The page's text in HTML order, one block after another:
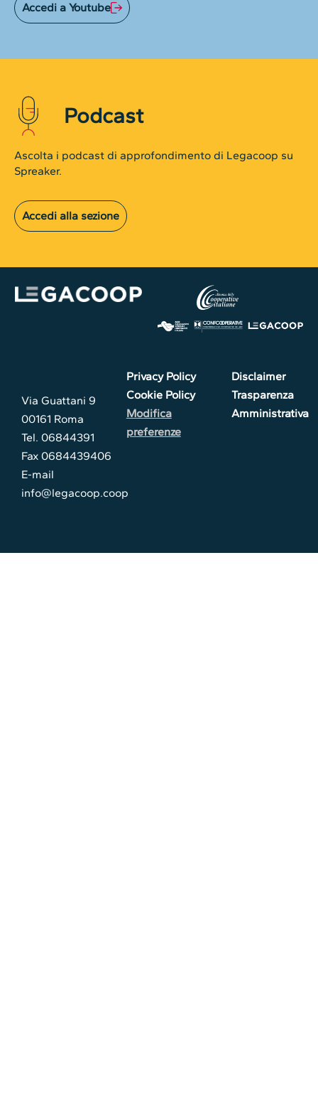
Accedi a Youtube
Podcast
Ascolta i podcast di approfondimento di Legacoop su
Spreaker.
Accedi alla sezione
Via Guattani 9
00161 Roma
Tel. 06844391
Fax 0684439406
E-mail
info@legacoop.coop
Privacy Policy
Cookie Policy
Modifica
preferenze
Disclaimer
Trasparenza
Amministrativa